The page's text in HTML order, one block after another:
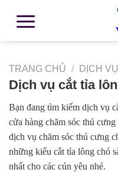
TRANG CHỦ / DỊCH
Dịch vụ cắt tỉa
Bạn đang tìm kiếm dịch vụ
cửa hàng chăm sóc thú
dịch vụ chăm sóc thú cưng
những kiểu cắt tỉa lông chó
nhất cho các cún yêu nhé.